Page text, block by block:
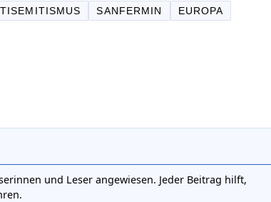
SANFERMIN EUROPA
und Leser angewiesen. Jeder Beitrag hilft,